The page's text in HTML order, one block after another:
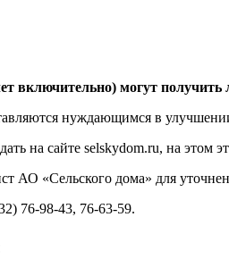
включительно) могут
нуждающимся в
на сайте selskydom.ru, на этом
АО «Сельского дома» для
76-98-43, 76-63-59.